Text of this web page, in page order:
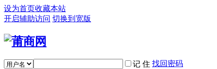
设为首页收藏本站
开启辅助访问 切换到宽版
记 住 找回密码